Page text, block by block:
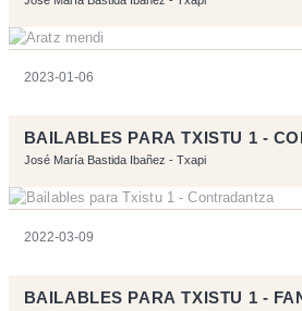
2023-01-06
BAILABLES PARA TXISTU 1 -
José María Bastida Ibañez - Txapi
2022-03-09
BAILABLES PARA TXISTU 1 -